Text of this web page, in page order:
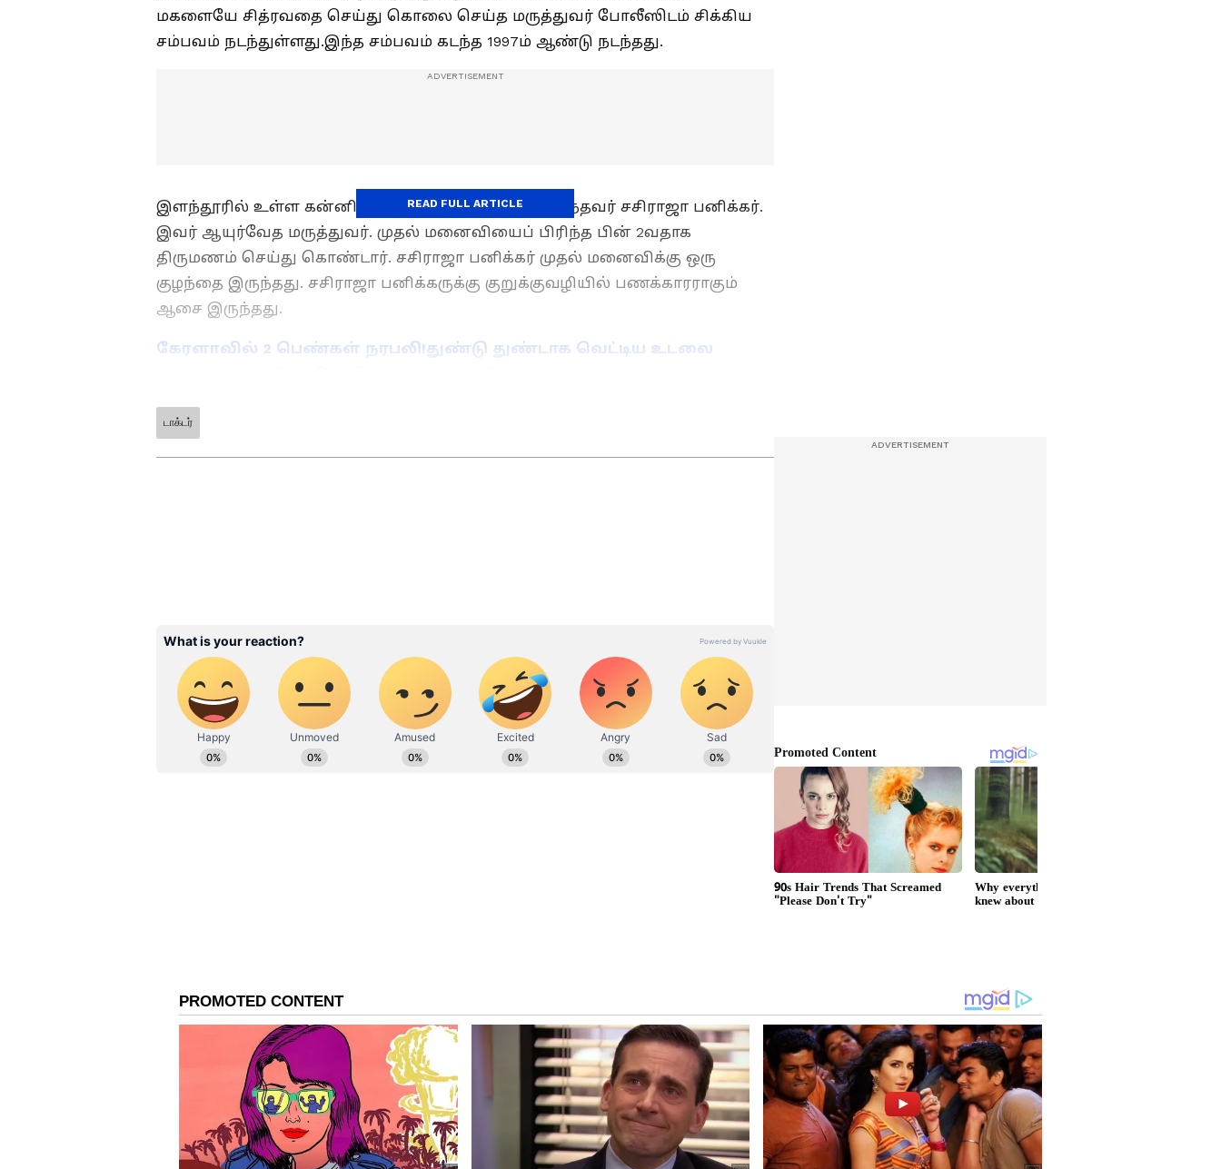
மகளையே சித்ரவதை செய்து கொலை செய்த மருத்துவர் போலீஸிடம் சிக்கிய
சம்பவம் நடந்துள்ளது.இந்த சம்பவம் கடந்த 1997ம் ஆண்டு நடந்தது.
இளந்தூரில் உள்ள கன்னியம்கண்டம் பகுதியைச் சேர்ந்தவர் சசிராஜா பனிக்கர்.
இவர் ஆயுர்வேத மருத்துவர். முதல் மனைவியைப் பிரிந்த பின் 2வதாக
திருமணம் செய்து கொண்டார். சசிராஜா பனிக்கர் முதல் மனைவிக்கு ஒரு
குழந்தை இருந்தது. சசிராஜா பனிக்கருக்கு குறுக்குவழியில் பணக்காரராகும்
ஆசை இருந்தது.
கேரளாவில் 2 பெண்கள் நரபலி!துண்டு துண்டாக வெட்டிய உடலை
சேர்தலாவில் இருந்து ஒரு இளம் பெண்ணை தனது வீட்டுக்கு அழைத்துவரும்
உயிரிழந்தது. இந்த விவகாரத்தை அக்கம்பக்கத்தினர் போலீஸாரிடம்
தெரிவித்ததையடுத்து, ஆரன்முலா போலீஸார் விசாரணை நடத்தினர்.
READ FULL ARTICLE
ABOUT THE AUTHOR
டாக்டர்